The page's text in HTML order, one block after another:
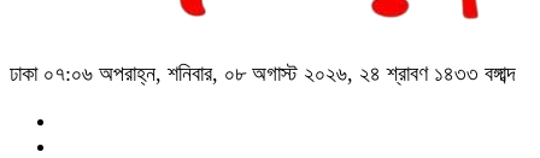
ঢাকা ০৭:০৬ অপরাহ্ন, শনিবার, ০৮ অগাস্ট ২০২৬, ২৪ শ্রাবণ ১৪৩৩ বঙ্গাব্দ